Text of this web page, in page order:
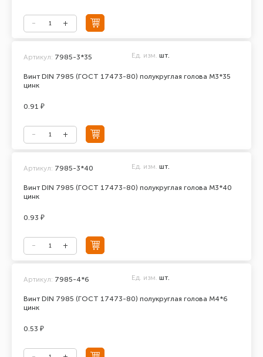
Винт DIN 7985 (ГОСТ 17473-80) полукруглая голова М3*35
цинк
Артикул: 7985-3*35 Ед. изм. шт.
0.91 ₽
Винт DIN 7985 (ГОСТ 17473-80) полукруглая голова М3*40
цинк
Артикул: 7985-3*40 Ед. изм. шт.
0.93 ₽
Винт DIN 7985 (ГОСТ 17473-80) полукруглая голова М4*6
цинк
Артикул: 7985-4*6 Ед. изм. шт.
0.53 ₽